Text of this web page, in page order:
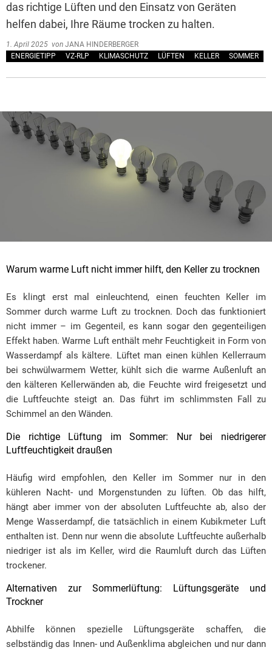
das richtige Lüften und den Einsatz von Geräten
helfen dabei, Ihre Räume trocken zu halten.
1. April 2025 von JANA HINDERBERGER
ENERGIETIPP
VZ-RLP KLIMASCHUTZ LÜFTEN KELLER SOMMER
Warum warme Luft nicht immer hilft, den Keller zu trocknen
Es klingt erst mal einleuchtend, einen feuchten Keller im
Sommer durch warme Luft zu trocknen. Doch das funktioniert
nicht immer – im Gegenteil, es kann sogar den gegenteiligen
Effekt haben. Warme Luft enthält mehr Feuchtigkeit in Form von
Wasserdampf als kältere. Lüftet man einen kühlen Kellerraum
bei schwülwarmem Wetter, kühlt sich die warme Außenluft an
den kälteren Kellerwänden ab, die Feuchte wird freigesetzt und
die Luftfeuchte steigt an. Das führt im schlimmsten Fall zu
Schimmel an den Wänden.
Die richtige Lüftung im Sommer: Nur bei niedrigerer
Luftfeuchtigkeit draußen
Häufig wird empfohlen, den Keller im Sommer nur in den
kühleren Nacht- und Morgenstunden zu lüften. Ob das hilft,
hängt aber immer von der absoluten Luftfeuchte ab, also der
Menge Wasserdampf, die tatsächlich in einem Kubikmeter Luft
enthalten ist. Denn nur wenn die absolute Luftfeuchte außerhalb
niedriger ist als im Keller, wird die Raumluft durch das Lüften
trockener.
Alternativen zur Sommerlüftung: Lüftungsgeräte und
Trockner
Abhilfe können spezielle Lüftungsgeräte schaffen, die
selbständig das Innen- und Außenklima abgleichen und nur dann